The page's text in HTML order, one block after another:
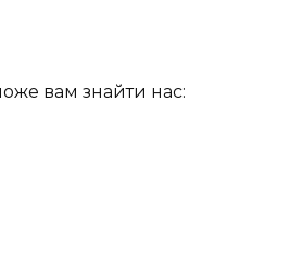
вам знайти нас: